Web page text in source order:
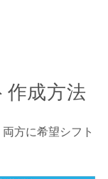
成方法
方に希望シフト